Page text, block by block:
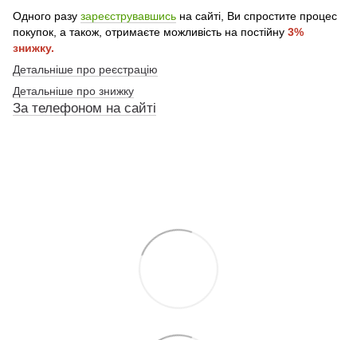
Одного разу зареєструвавшись на сайті, Ви спростите процес
покупок, а також, отримаєте можливість на постійну 3%
знижку.
Детальніше про реєстрацію
Детальніше про знижку
За телефоном на сайті